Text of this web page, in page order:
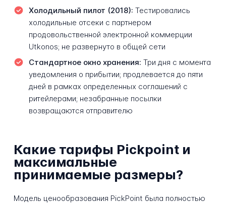
Холодильный пилот (2018): Тестировались
холодильные отсеки с партнером
продовольственной электронной коммерции
Utkonos; не развернуто в общей сети
Стандартное окно хранения: Три дня с момента
уведомления о прибытии; продлевается до пяти
дней в рамках определенных соглашений с
ритейлерами; незабранные посылки
возвращаются отправителю
Какие тарифы Pickpoint и
максимальные
принимаемые размеры?
Модель ценообразования PickPoint была полностью